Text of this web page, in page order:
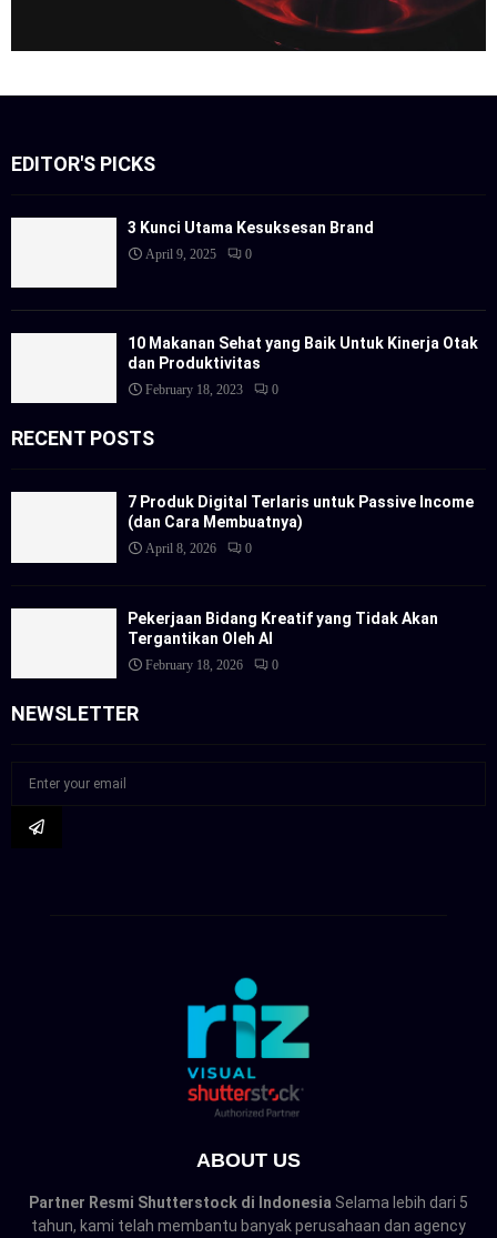
EDITOR'S PICKS
3 Kunci Utama Kesuksesan Brand
April 9, 2025 0
10 Makanan Sehat yang Baik Untuk Kinerja Otak
dan Produktivitas
February 18, 2023 0
RECENT POSTS
7 Produk Digital Terlaris untuk Passive Income
(dan Cara Membuatnya)
April 8, 2026 0
Pekerjaan Bidang Kreatif yang Tidak Akan
Tergantikan Oleh AI
February 18, 2026 0
NEWSLETTER
ABOUT US
Partner Resmi Shutterstock di Indonesia Selama lebih dari 5
tahun, kami telah membantu banyak perusahaan dan agency